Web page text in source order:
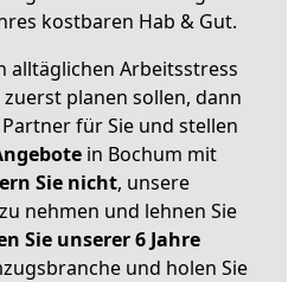
kostbaren Hab & Gut.
alltäglichen Arbeitsstress
planen sollen, dann
für Sie und stellen
in Bochum mit
Sie nicht, unsere
nehmen und lehnen Sie
Sie unserer 6 Jahre
und holen Sie